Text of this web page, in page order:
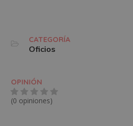
CATEGORÍA
Oficios
OPINIÓN
(0 opiniones)